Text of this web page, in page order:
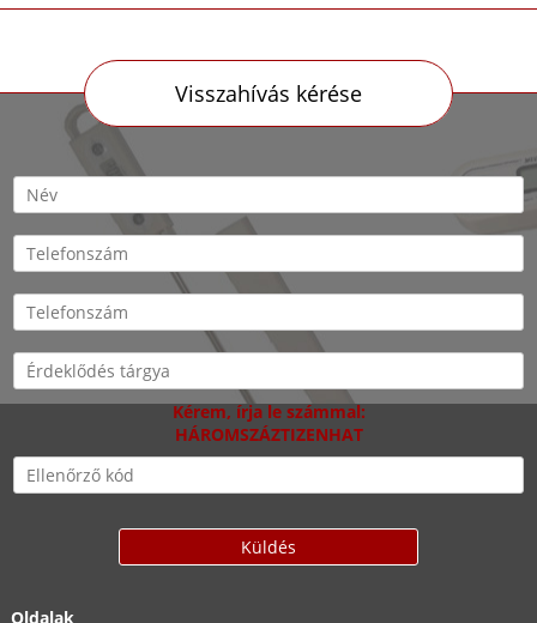
Visszahívás kérése
Kérem, írja le számmal:
HÁROMSZÁZTIZENHAT
Oldalak